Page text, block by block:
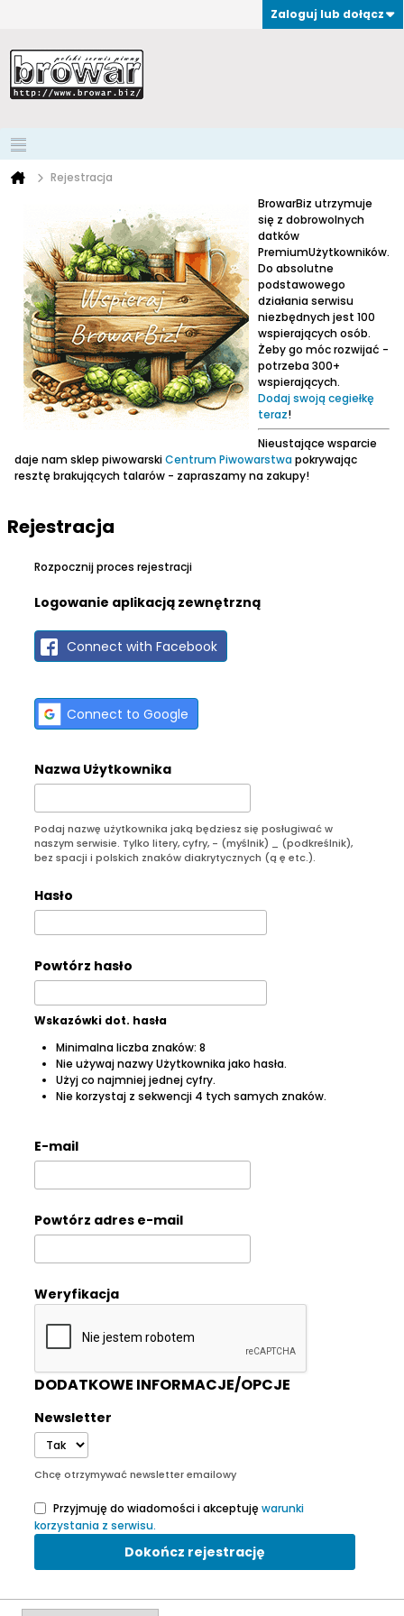
Zaloguj lub dołącz
Rejestracja
BrowarBiz utrzymuje
się z dobrowolnych
datków
PremiumUżytkowników.
Do absolutne
podstawowego
działania serwisu
niezbędnych jest 100
wspierających osób.
Żeby go móc rozwijać -
potrzeba 300+
wspierających.
Dodaj swoją cegiełkę
teraz!
Nieustające wsparcie
daje nam sklep piwowarskiCentrum Piwowarstwapokrywając
resztę brakujących talarów - zapraszamy na zakupy!
Rejestracja
Rozpocznij proces rejestracji
Logowanie aplikacją zewnętrzną
Connect with Facebook
Connect to Google
Nazwa Użytkownika
Podaj nazwę użytkownika jaką będziesz się posługiwać w
naszym serwisie. Tylko litery, cyfry, - (myślnik) _ (podkreślnik),
bez spacji i polskich znaków diakrytycznych (ą ę etc.).
Hasło
Powtórz hasło
Wskazówki dot. hasła
Minimalna liczba znaków: 8
Nie używaj nazwy Użytkownika jako hasła.
Użyj co najmniej jednej cyfry.
Nie korzystaj z sekwencji 4 tych samych znaków.
E-mail
Powtórz adres e-mail
Weryfikacja
DODATKOWE INFORMACJE/OPCJE
Newsletter
Chcę otrzymywać newsletter emailowy
Przyjmuję do wiadomości i akceptuję warunki
korzystania z serwisu.
Dokończ rejestrację